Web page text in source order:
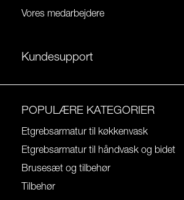
Vores medarbejdere
Kundesupport
POPULÆRE KATEGORIER
Etgrebsarmatur til køkkenvask
Etgrebsarmatur til håndvask og bidet
Brusesæt og tilbehør
Tilbehør